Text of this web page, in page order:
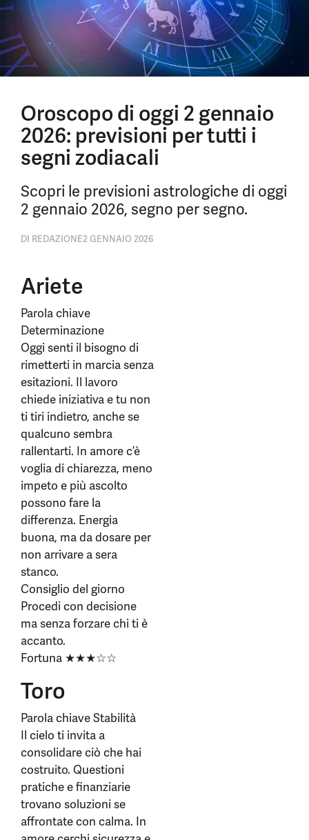
Oroscopo di oggi 2 gennaio
2026: previsioni per tutti i
segni zodiacali
Scopri le previsioni astrologiche di oggi
2 gennaio 2026, segno per segno.
DI REDAZIONE2 GENNAIO 2026
Ariete
Parola chiave
Determinazione
Oggi senti il bisogno di
rimetterti in marcia senza
esitazioni. Il lavoro
chiede iniziativa e tu non
ti tiri indietro, anche se
qualcuno sembra
rallentarti. In amore c’è
voglia di chiarezza, meno
impeto e più ascolto
possono fare la
differenza. Energia
buona, ma da dosare per
non arrivare a sera
stanco.
Consiglio del giorno
Procedi con decisione
ma senza forzare chi ti è
accanto.
Fortuna ★★★☆☆
Toro
Parola chiave Stabilità
Il cielo ti invita a
consolidare ciò che hai
costruito. Questioni
pratiche e finanziarie
trovano soluzioni se
affrontate con calma. In